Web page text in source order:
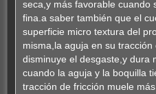
seca,y más favorable cuando
fina.a saber también que el
superficie micro textura del
misma,la aguja en su
disminuye el desgaste,y dura
cuando la aguja y la boquilla
tracción de fricción muele